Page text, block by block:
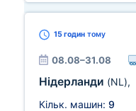
15 годин тому
08.08–31.08
Нідерланди (NL),
Кільк. машин: 9